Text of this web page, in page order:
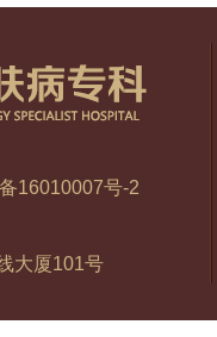
16010007号-2
大厦101号